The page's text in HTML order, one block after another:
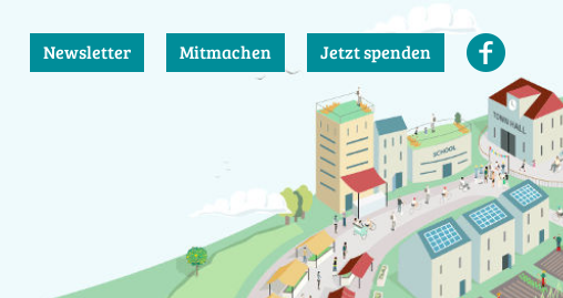
Newsletter Mitmachen Jetzt spenden